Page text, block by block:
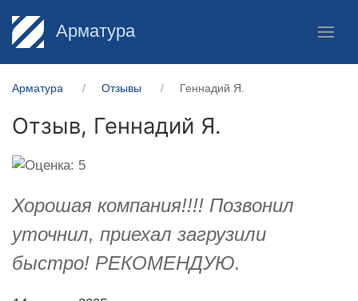
Арматура
Арматура Отзывы Геннадий Я.
Отзыв, Геннадий Я.
Хорошая компания!!!! Позвонил
уточнил, приехал загрузили
быстро! РЕКОМЕНДУЮ.